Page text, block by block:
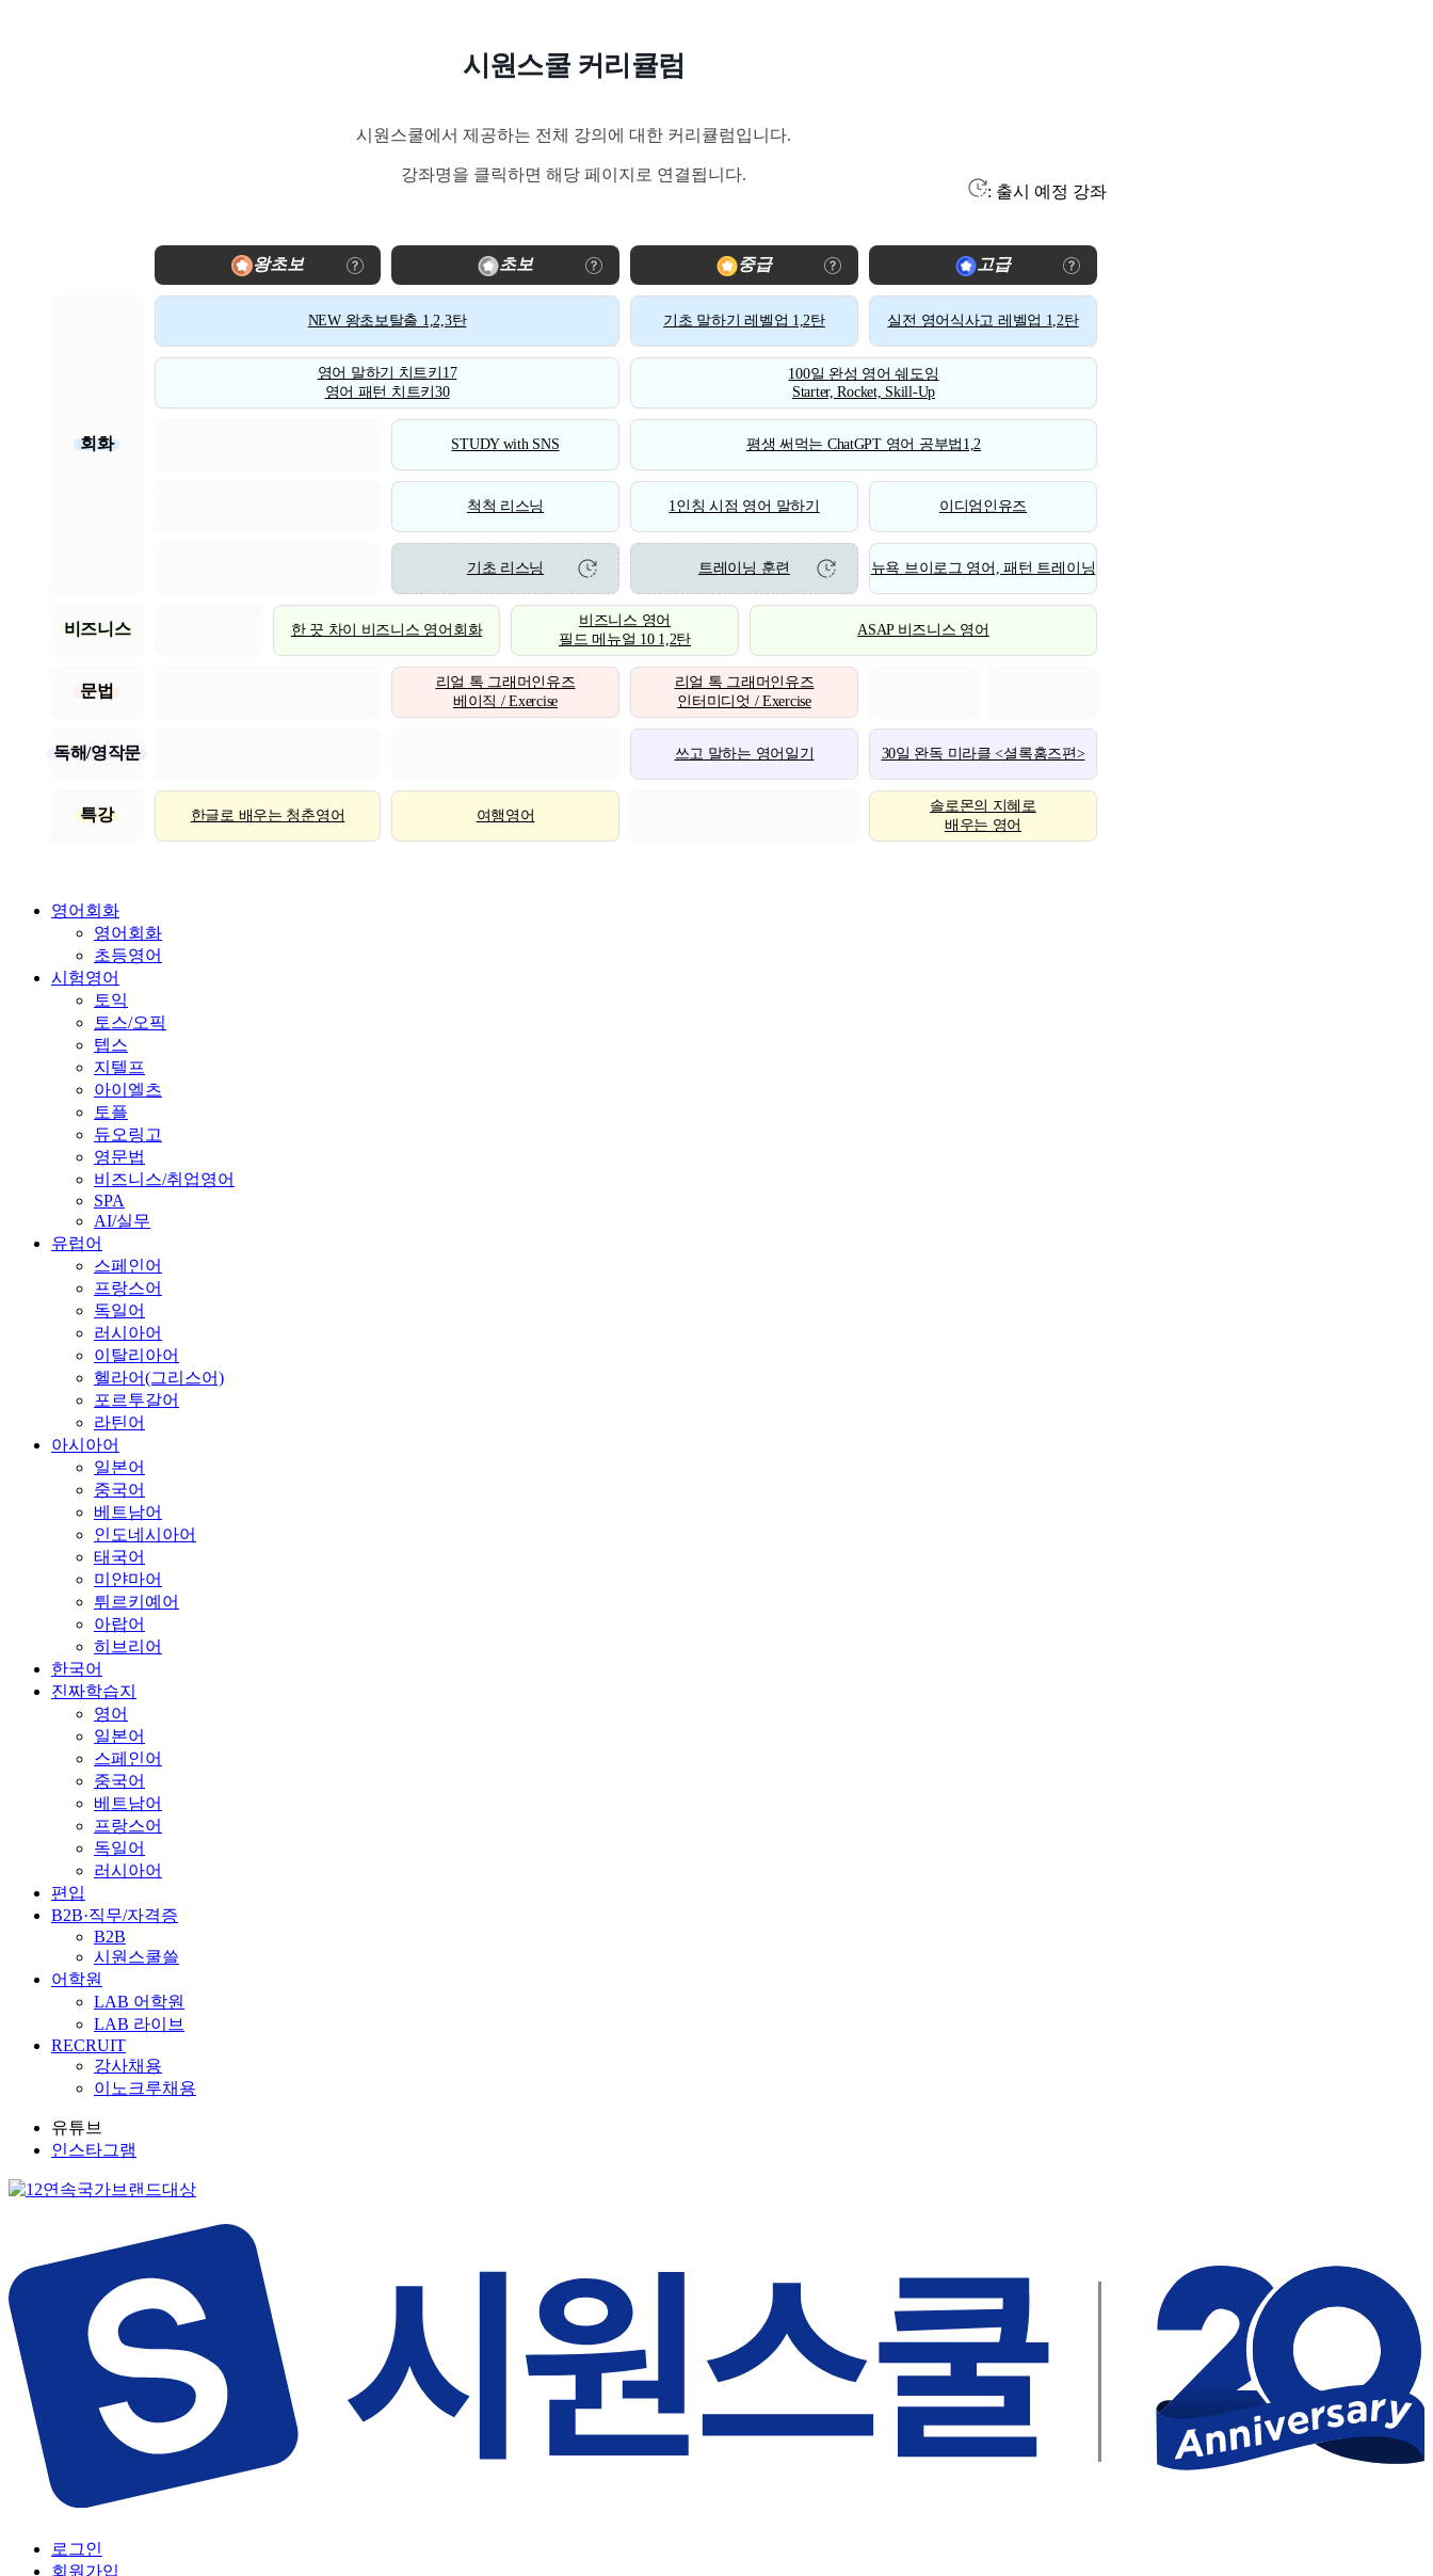
시원스쿨 커리큘럼
시원스쿨에서 제공하는 전체 강의에 대한 커리큘럼입니다.
강좌명을 클릭하면 해당 페이지로 연결됩니다.
: 출시 예정 강좌
왕초보 초보 중급 고급
회화
NEW 왕초보탈출 1,2,3탄 기초 말하기 레벨업 1,2탄 실전 영어식사고 레벨업 1,2탄
영어 말하기 치트키17
영어 패턴 치트키30
100일 완성 영어 쉐도잉
Starter, Rocket, Skill-Up
STUDY with SNS 평생 써먹는 ChatGPT 영어 공부법1,2
척척 리스닝 1인칭 시점 영어 말하기 이디엄인유즈
기초 리스닝 트레이닝 훈련 뉴욕 브이로그 영어, 패턴 트레이닝
비즈니스 한 끗 차이 비즈니스 영어회화
비즈니스 영어
필드 메뉴얼 10 1,2탄
ASAP 비즈니스 영어
문법
리얼 톡 그래머인유즈
베이직 / Exercise
리얼 톡 그래머인유즈
인터미디엇 / Exercise
독해/영작문 쓰고 말하는 영어일기 30일 완독 미라클 <셜록홈즈편>
특강 한글로 배우는 청춘영어 여행영어
솔로몬의 지혜로
배우는 영어
영어회화
영어회화
초등영어
시험영어
토익
토스/오픽
텝스
지텔프
아이엘츠
토플
듀오링고
영문법
비즈니스/취업영어
SPA
AI/실무
유럽어
스페인어
프랑스어
독일어
러시아어
이탈리아어
헬라어(그리스어)
포르투갈어
라틴어
아시아어
일본어
중국어
베트남어
인도네시아어
태국어
미얀마어
튀르키예어
아랍어
히브리어
한국어
진짜학습지
영어
일본어
스페인어
중국어
베트남어
프랑스어
독일어
러시아어
편입
B2B·직무/자격증
B2B
시원스쿨쓸
어학원
LAB 어학원
LAB 라이브
RECRUIT
강사채용
이노크루채용
유튜브
인스타그램
로그인
회원가입